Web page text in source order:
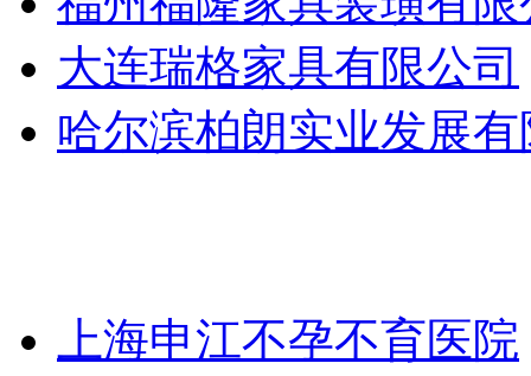
大连瑞格家具有限公司
哈尔滨柏朗实业发展
上海申江不孕不育医院